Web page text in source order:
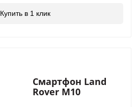
Купить в 1 клик
Смартфон Land
Rover M10